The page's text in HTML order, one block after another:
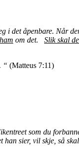
i det åpenbare. Når
om det. Slik skal
“ (Matteus 7:11)
som du
sier, vil skje, så